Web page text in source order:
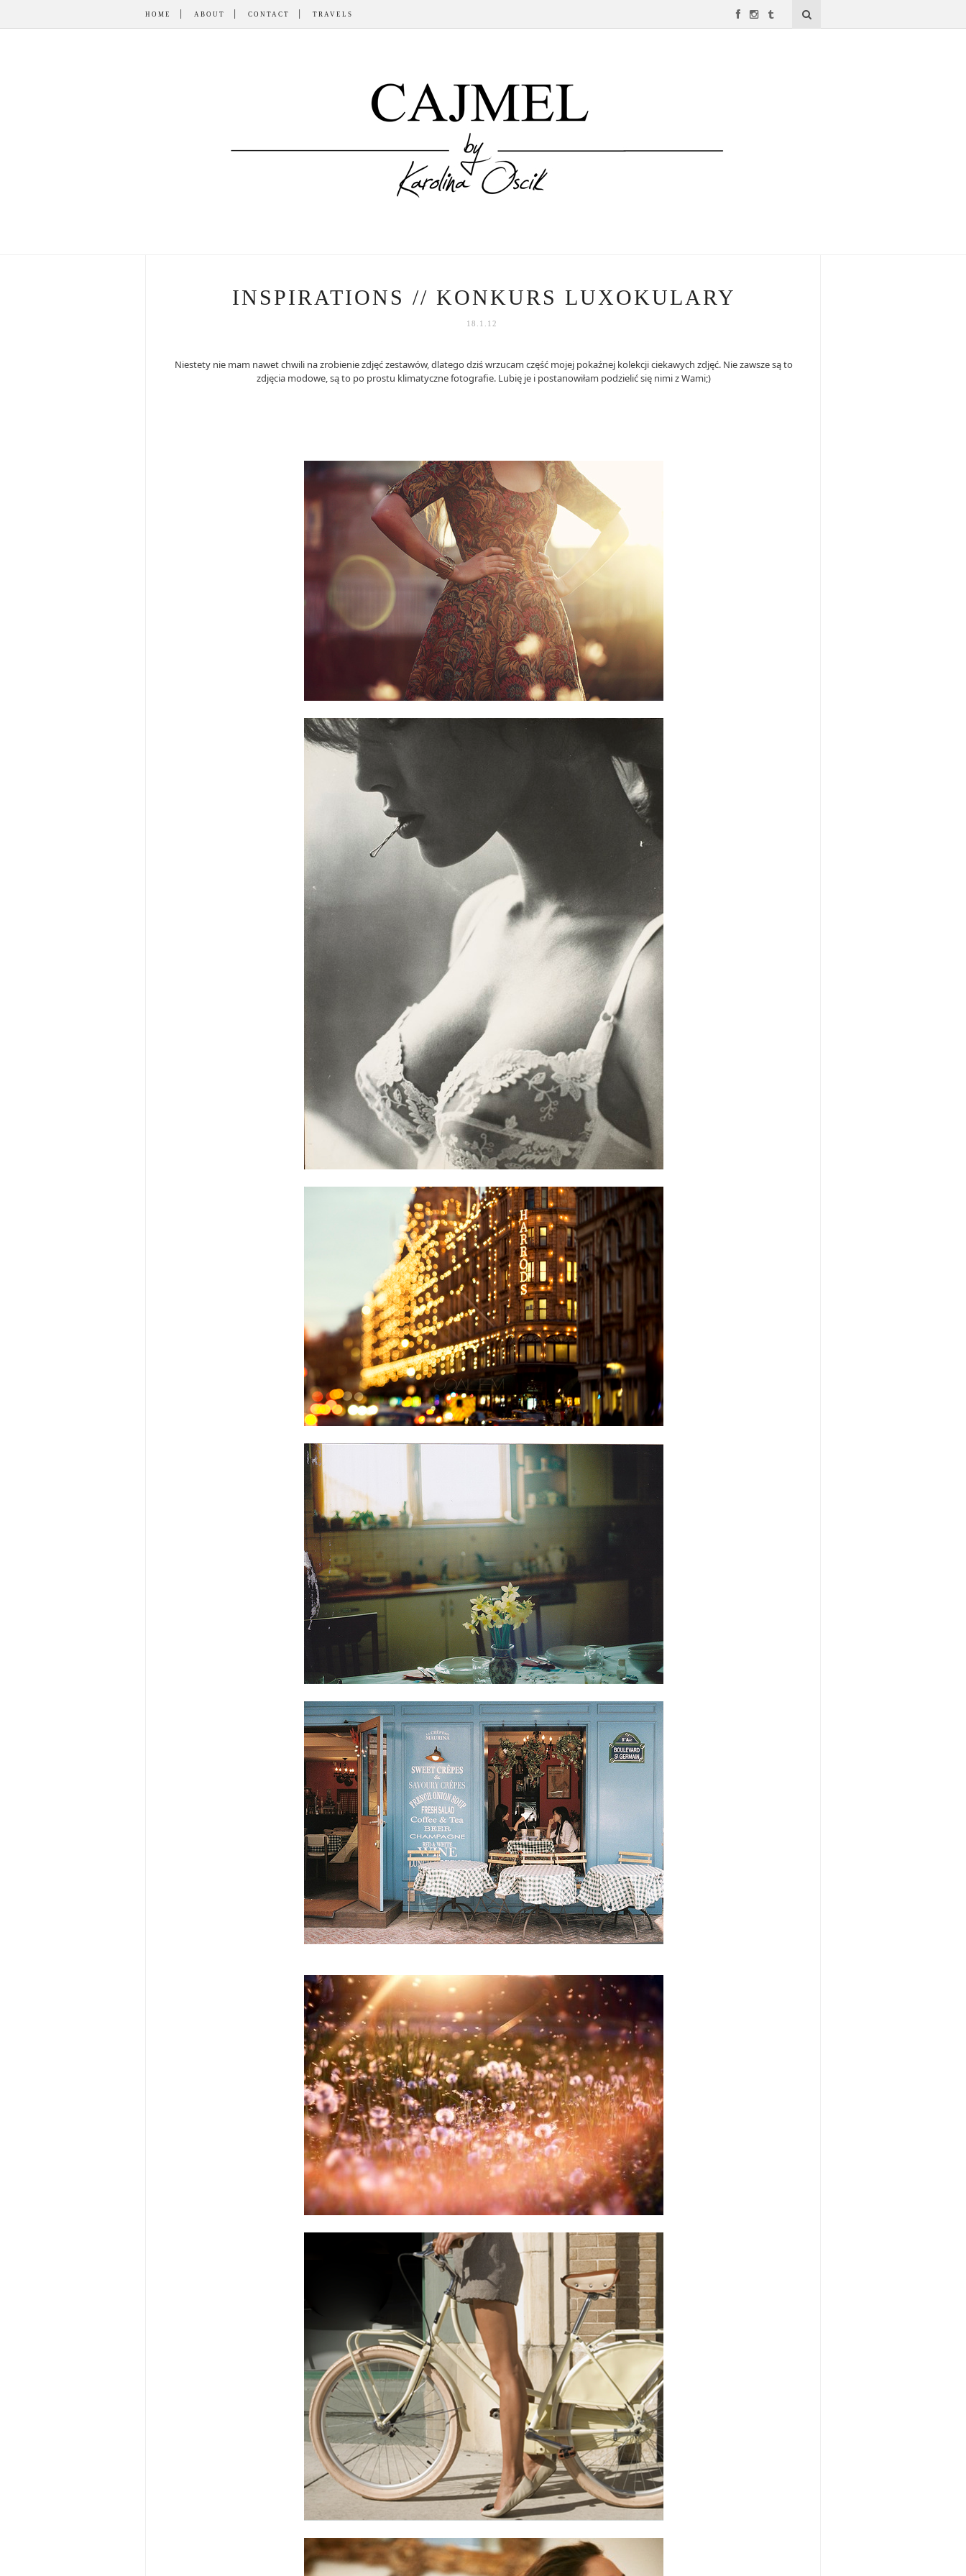
HOME ABOUT CONTACT TRAVELS
INSPIRATIONS // KONKURS LUXOKULARY
18.1.12
Niestety nie mam nawet chwili na zrobienie zdjęć zestawów, dlatego dziś wrzucam część mojej pokaźnej kolekcji ciekawych zdjęć. Nie zawsze są to
zdjęcia modowe, są to po prostu klimatyczne fotografie. Lubię je i postanowiłam podzielić się nimi z Wami;)